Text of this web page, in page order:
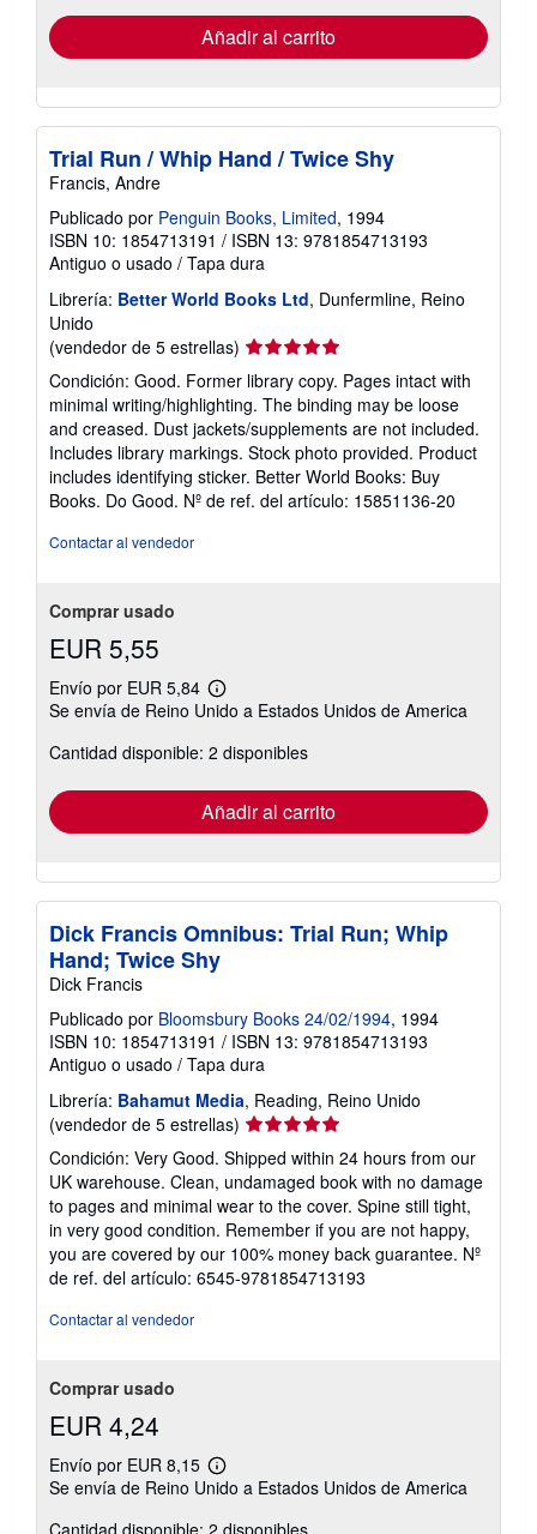
envío
Añadir al carrito
Trial Run / Whip Hand / Twice Shy
Francis, Andre
Publicado por Penguin Books, Limited, 1994
ISBN 10: 1854713191 / ISBN 13: 9781854713193
Antiguo o usado / Tapa dura
Librería: Better World Books Ltd, Dunfermline, Reino
Unido
(vendedor de 5 estrellas) Calificación
del
vendedor:
5
de
5
estrellas
Condición: Good. Former library copy. Pages intact with
minimal writing/highlighting. The binding may be loose
and creased. Dust jackets/supplements are not included.
Includes library markings. Stock photo provided. Product
includes identifying sticker. Better World Books: Buy
Books. Do Good. Nº de ref. del artículo: 15851136-20
Contactar al vendedor
Comprar usado
EUR 5,55
Envío por EUR 5,84
Más
información
las
tarifas
envío
Se envía de Reino Unido a Estados Unidos de America
Cantidad disponible: 2 disponibles
Añadir al carrito
Dick Francis Omnibus: Trial Run; Whip
Hand; Twice Shy
Dick Francis
Publicado por Bloomsbury Books 24/02/1994, 1994
ISBN 10: 1854713191 / ISBN 13: 9781854713193
Antiguo o usado / Tapa dura
Librería: Bahamut Media, Reading, Reino Unido
(vendedor de 5 estrellas) Calificación
del
vendedor:
5
de
5
estrellas
Condición: Very Good. Shipped within 24 hours from our
UK warehouse. Clean, undamaged book with no damage
to pages and minimal wear to the cover. Spine still tight,
in very good condition. Remember if you are not happy,
you are covered by our 100% money back guarantee. Nº
de ref. del artículo: 6545-9781854713193
Contactar al vendedor
Comprar usado
EUR 4,24
Envío por EUR 8,15
Más
información
las
Se envía de Reino Unido a Estados Unidos de America
Cantidad disponible: 2 disponibles